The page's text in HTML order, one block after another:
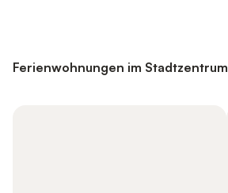
Ferienwohnungen im Stadtzentrum